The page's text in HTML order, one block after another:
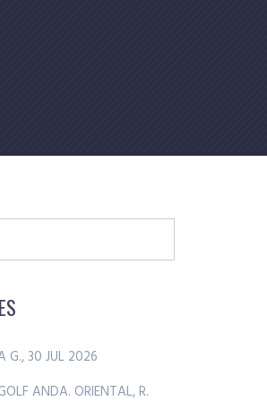
G., 30 JUL 2026
ANDA. ORIENTAL, R.